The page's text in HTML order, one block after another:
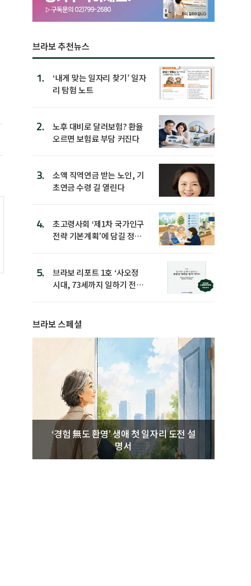
브라보 추천뉴스
1.
‘내게 맞는 일자리 찾기’ 일자
리 탐험 노트
2.
노후 대비로 달러보험? 환율
오르면 보험료 부담 커진다
3.
소액 직역연금 받는 노인, 기
초연금 수령 길 열린다
4.
초고령사회 ‘제1차 국가인구
전략 기본계획’에 담길 정책
5.
브라보 리포트 1호 ‘사오정
시대, 73세까지 일하기 전략’
브라보 스페셜
‘경험 無도 환영’ 생애 첫 일자리 도전 설
명서